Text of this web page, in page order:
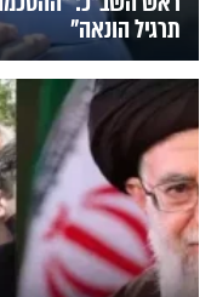
תרגיל הונאה"